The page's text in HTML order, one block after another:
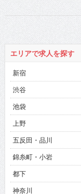
エリアで求人を探す
新宿
渋谷
池袋
上野
五反田・品川
錦糸町・小岩
都下
神奈川